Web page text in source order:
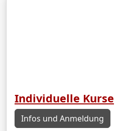
Individuelle Kurse
Infos und Anmeldung